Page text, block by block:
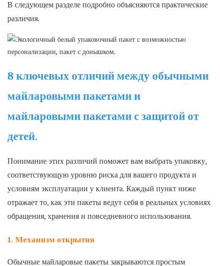
В следующем разделе подробно объясняются практические
различия.
8 ключевых отличий между обычными
майларовыми пакетами и
майларовыми пакетами с защитой от
детей.
Понимание этих различий поможет вам выбрать упаковку,
соответствующую уровню риска для вашего продукта и
условиям эксплуатации у клиента. Каждый пункт ниже
отражает то, как эти пакеты ведут себя в реальных условиях
обращения, хранения и повседневного использования.
1. Механизм открытия
Обычные майларовые пакеты закрываются простым